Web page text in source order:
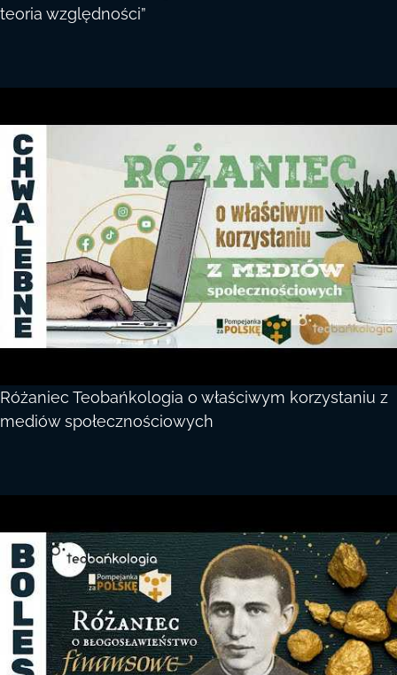
teoria względności”
Różaniec Teobańkologia o właściwym korzystaniu z
mediów społecznościowych